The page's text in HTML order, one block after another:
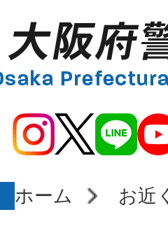
ホーム お近